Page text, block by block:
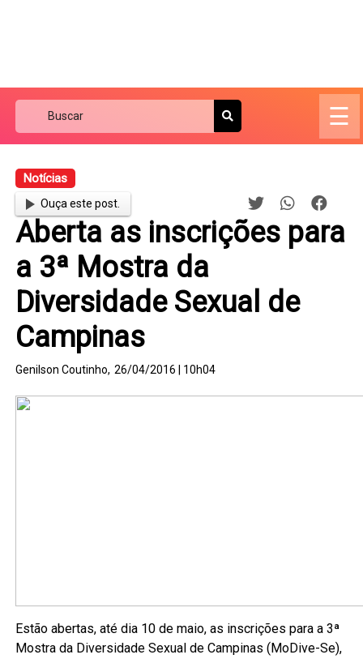
☰
Notícias
Ouça este post.
Aberta as inscrições para
a 3ª Mostra da
Diversidade Sexual de
Campinas
Genilson Coutinho, 26/04/2016 | 10h04
Estão abertas, até dia 10 de maio, as inscrições para a 3ª
Mostra da Diversidade Sexual de Campinas (MoDive-Se),